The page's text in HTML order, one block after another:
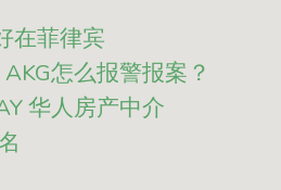
在菲律宾
怎么报警报案？
华人房产中介